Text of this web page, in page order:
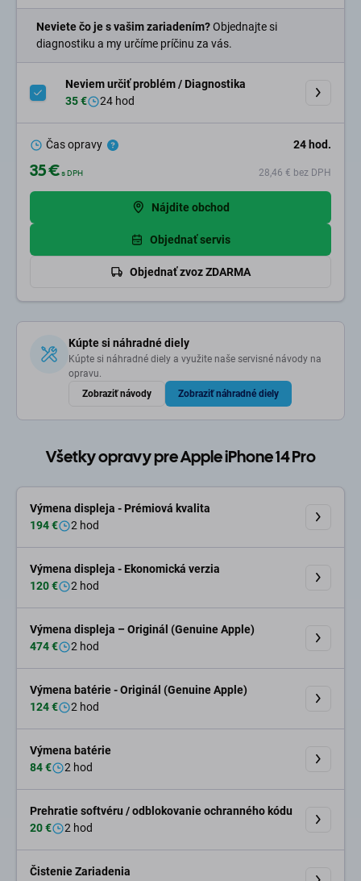
Neviete čo je s vašim zariadením?Objednajte si
diagnostiku a my určíme príčinu za vás.
Neviem určiť problém / Diagnostika
35 €
24 hod
Čas opravy 24 hod.
35 €s DPH 28,46 € bez DPH
Nájdite obchod
Objednať servis
Objednať zvoz ZDARMA
Kúpte si náhradné diely
Kúpte si náhradné diely a využite naše servisné návody na
opravu.
Zobraziť návody
Zobraziť náhradné diely
Všetky opravy pre Apple iPhone 14 Pro
Výmena displeja - Prémiová kvalita
194 €
2 hod
Výmena displeja - Ekonomická verzia
120 €
2 hod
Výmena displeja – Originál (Genuine Apple)
474 €
2 hod
Výmena batérie - Originál (Genuine Apple)
124 €
2 hod
Výmena batérie
84 €
2 hod
Prehratie softvéru / odblokovanie ochranného kódu
20 €
2 hod
Čistenie Zariadenia